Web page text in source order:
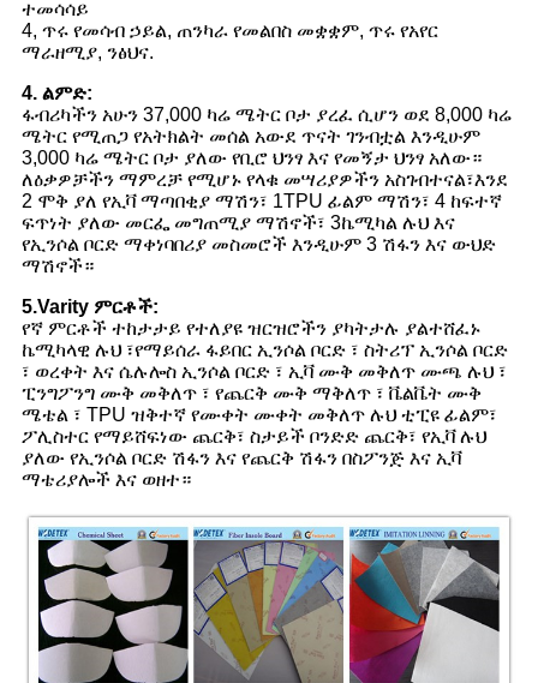
ተመሳሳይ
4, ጥሩ የመሳብ ኃይል, ጠንካራ የመልበስ መቋቋም, ጥሩ የአየር
ማራዘሚያ, ንፅህና.
4. ልምድ:
ፋብሪካችን አሁን 37,000 ካሬ ሜትር ቦታ ያረፈ ሲሆን ወደ 8,000 ካሬ
ሜትር የሚጠጋ የአትክልት መሰል አውደ ጥናት ገንብቷል እንዲሁም
3,000 ካሬ ሜትር ቦታ ያለው የቢሮ ህንፃ እና የመኝታ ህንፃ አለው።
ለዕቃዎቻችን ማምረቻ የሚሆኑ የላቁ መሣሪያዎችን አስገብተናል፣እንደ
2 ሞቅ ያለ የኢቫ ማጣበቂያ ማሽን፣ 1TPU ፊልም ማሽን፣ 4 ከፍተኛ
ፍጥነት ያለው መርፌ መግጠሚያ ማሽኖች፣ 3ኬሚካል ሉህ እና
የኢንሶል ቦርድ ማቀነባበሪያ መስመሮች እንዲሁም 3 ሽፋን እና ውህድ
ማሽኖች።
5.Varity ምርቶች:
የኛ ምርቶች ተከታታይ የተለያዩ ዝርዝሮችን ያካትታሉ ያልተሸፈኑ
ኬሚካላዊ ሉህ ፣የማይሰራ ፋይበር ኢንሶል ቦርድ ፣ ስትሪፕ ኢንሶል ቦርድ
፣ ወረቀት እና ሴሉሎስ ኢንሶል ቦርድ ፣ ኢቫ ሙቅ መቅለጥ ሙጫ ሉህ ፣
ፒንግፖንግ ሙቅ መቅለጥ ፣ የጨርቅ ሙቅ ማቅለጥ ፣ ቬልቬት ሙቅ
ሜቴል ፣ TPU ዝቅተኛ የሙቀት ሙቀት መቅለጥ ሉህ ቲፒዩ ፊልም፣
ፖሊስተር የማይሸፍነው ጨርቅ፣ ስታይች ቦንድድ ጨርቅ፣ የኢቫ ሉህ
ያለው የኢንሶል ቦርድ ሽፋን እና የጨርቅ ሽፋን በስፖንጅ እና ኢቫ
ማቴሪያሎች እና ወዘተ።